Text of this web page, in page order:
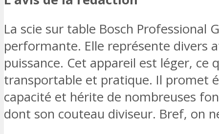
La scie sur table Bosch Professional
performante. Elle représente divers
puissance. Cet appareil est léger, ce
transportable et pratique. Il promet
capacité et hérite de nombreuses
dont son couteau diviseur. Bref, on